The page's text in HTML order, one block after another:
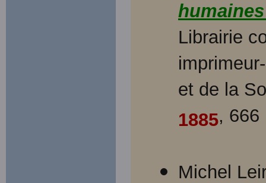
Librairie
et de la
1885, 666
Michel